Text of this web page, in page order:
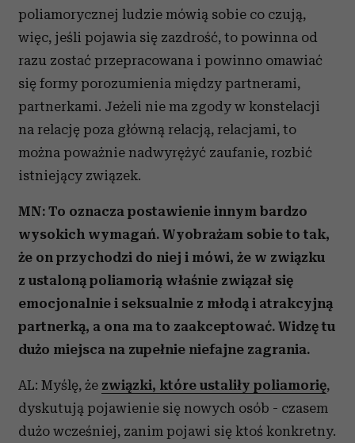
poliamorycznej ludzie mówią sobie co czują,
więc, jeśli pojawia się zazdrość, to powinna od
razu zostać przepracowana i powinno omawiać
się formy porozumienia między partnerami,
partnerkami. Jeżeli nie ma zgody w konstelacji
na relację poza główną relacją, relacjami, to
można poważnie nadwyrężyć zaufanie, rozbić
istniejący związek.
MN: To oznacza postawienie innym bardzo
wysokich wymagań. Wyobrażam sobie to tak,
że on przychodzi do niej i mówi, że w związku
z ustaloną poliamorią właśnie związał się
emocjonalnie i seksualnie z młodą i atrakcyjną
partnerką, a ona ma to zaakceptować. Widzę tu
dużo miejsca na zupełnie niefajne zagrania.
AL: Myślę, że związki, które ustaliły poliamorię,
dyskutują pojawienie się nowych osób - czasem
dużo wcześniej, zanim pojawi się ktoś konkretny.